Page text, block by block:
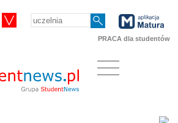
PRACA dla studentów